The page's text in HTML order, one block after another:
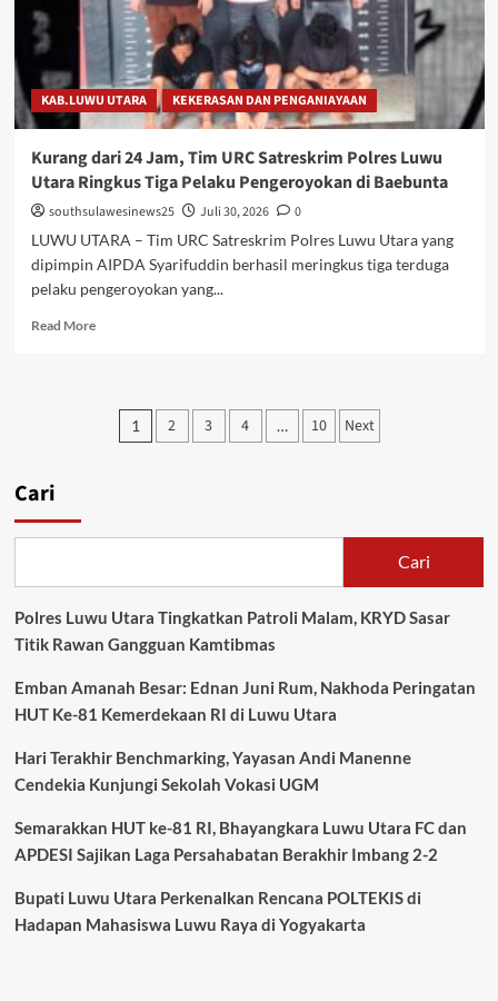
Jajaran
Lantik
Karolog
dan
Kapolresta
KAB.LUWU UTARA KEKERASAN DAN PENGANIAYAAN
Kurang dari 24 Jam, Tim URC Satreskrim Polres Luwu
Utara Ringkus Tiga Pelaku Pengeroyokan di Baebunta
southsulawesinews25 Juli 30, 2026
0
LUWU UTARA – Tim URC Satreskrim Polres Luwu Utara yang
dipimpin AIPDA Syarifuddin berhasil meringkus tiga terduga
pelaku pengeroyokan yang...
Read MoreRead
Tiga
Pelaku
Paginasi
1 2 3 4 … 10 Next
Cari
Cari
Polres Luwu Utara Tingkatkan Patroli Malam, KRYD Sasar
Titik Rawan Gangguan Kamtibmas
Emban Amanah Besar: Ednan Juni Rum, Nakhoda Peringatan
HUT Ke-81 Kemerdekaan RI di Luwu Utara
Hari Terakhir Benchmarking, Yayasan Andi Manenne
Cendekia Kunjungi Sekolah Vokasi UGM
Semarakkan HUT ke-81 RI, Bhayangkara Luwu Utara FC dan
APDESI Sajikan Laga Persahabatan Berakhir Imbang 2-2
Bupati Luwu Utara Perkenalkan Rencana POLTEKIS di
Hadapan Mahasiswa Luwu Raya di Yogyakarta